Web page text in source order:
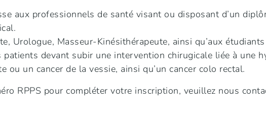
aux professionnels de santé visant ou disposant d’un
Urologue, Masseur-Kinésithérapeute, ainsi qu’aux
patients devant subir une intervention chirugicale liée à une
ou un cancer de la vessie, ainsi qu’un cancer colo rectal.
RPPS pour compléter votre inscription, veuillez nous